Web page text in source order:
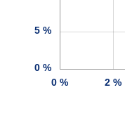
0 % 2 %
0 %
5 %